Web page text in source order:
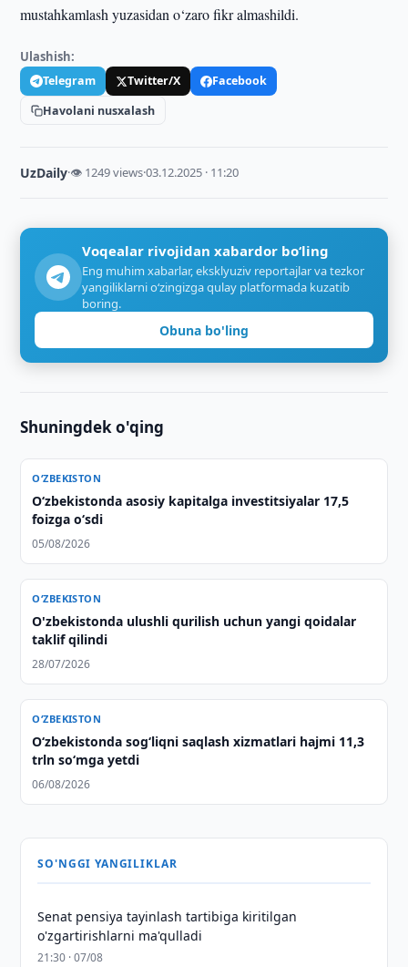
mustahkamlash yuzasidan o‘zaro fikr almashildi.
Ulashish:
Telegram Twitter/X
Facebook
Havolani nusxalash
UzDaily·👁 1249 views·03.12.2025 · 11:20
Voqealar rivojidan xabardor bo‘ling
Eng muhim xabarlar, eksklyuziv reportajlar va tezkor
yangiliklarni o‘zingizga qulay platformada kuzatib
boring.
Obuna bo'ling
Shuningdek o'qing
O‘ZBEKISTON
O‘zbekistonda asosiy kapitalga investitsiyalar 17,5
foizga o‘sdi
05/08/2026
O‘ZBEKISTON
O'zbekistonda ulushli qurilish uchun yangi qoidalar
taklif qilindi
28/07/2026
O‘ZBEKISTON
O‘zbekistonda sog‘liqni saqlash xizmatlari hajmi 11,3
trln so‘mga yetdi
06/08/2026
SO'NGGI YANGILIKLAR
Senat pensiya tayinlash tartibiga kiritilgan
o'zgartirishlarni ma'qulladi
21:30 · 07/08